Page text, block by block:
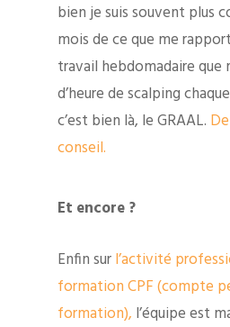
bien je suis souvent plus
mois de ce que me
travail hebdomadaire que
d’heure de scalping
c’est bien là, le GRAAL.
conseil.
Et encore ?
Enfin surl’activité
formation CPF (compte
formation), l’équipe est